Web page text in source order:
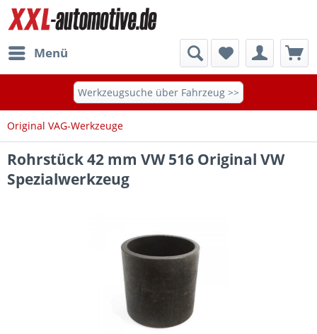
Menü
Werkzeugsuche über Fahrzeug >>
Original VAG-Werkzeuge
Rohrstück 42 mm VW 516 Original VW
Spezialwerkzeug